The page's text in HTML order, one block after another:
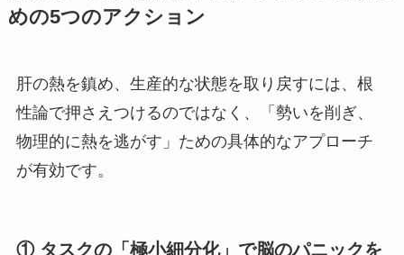
めの5つのアクション
肝の熱を鎮め、生産的な状態を取り戻すには、根
性論で押さえつけるのではなく、「勢いを削ぎ、
物理的に熱を逃がす」ための具体的なアプローチ
が有効です。
① タスクの「極小細分化」で脳のパニックを